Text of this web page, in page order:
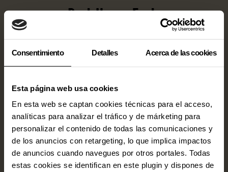
Consentimiento Detalles Acerca de las cookies
Esta página web usa cookies
En esta web se captan cookies técnicas para el acceso,
analíticas para analizar el tráfico y de márketing para
personalizar el contenido de todas las comunicaciones y
de los anuncios con retargeting, lo que implica impactos
de anuncios cuando navegues por otros portales. Todas
estas cookies se identifican en este plugin y dispones de
Pack Happy Feels
Tu entrada incluye nuestro Pack Happy Feels, donde encontrarás todo lo
que necesites para hacer de tu Mallorca Live el mejor día del año.